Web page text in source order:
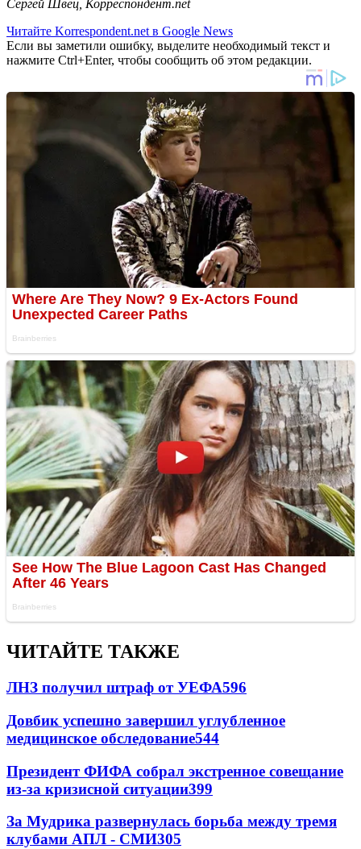
Сергей Швец, Корреспондент.net
Читайте Korrespondent.net в Google News
Если вы заметили ошибку, выделите необходимый текст и
нажмите Ctrl+Enter, чтобы сообщить об этом редакции.
ЧИТАЙТЕ ТАКЖЕ
ЛНЗ получил штраф от УЕФА596
Довбик успешно завершил углубленное
медицинское обследование544
Президент ФИФА собрал экстренное совещание
из-за кризисной ситуации399
За Мудрика развернулась борьба между тремя
клубами АПЛ - СМИ305